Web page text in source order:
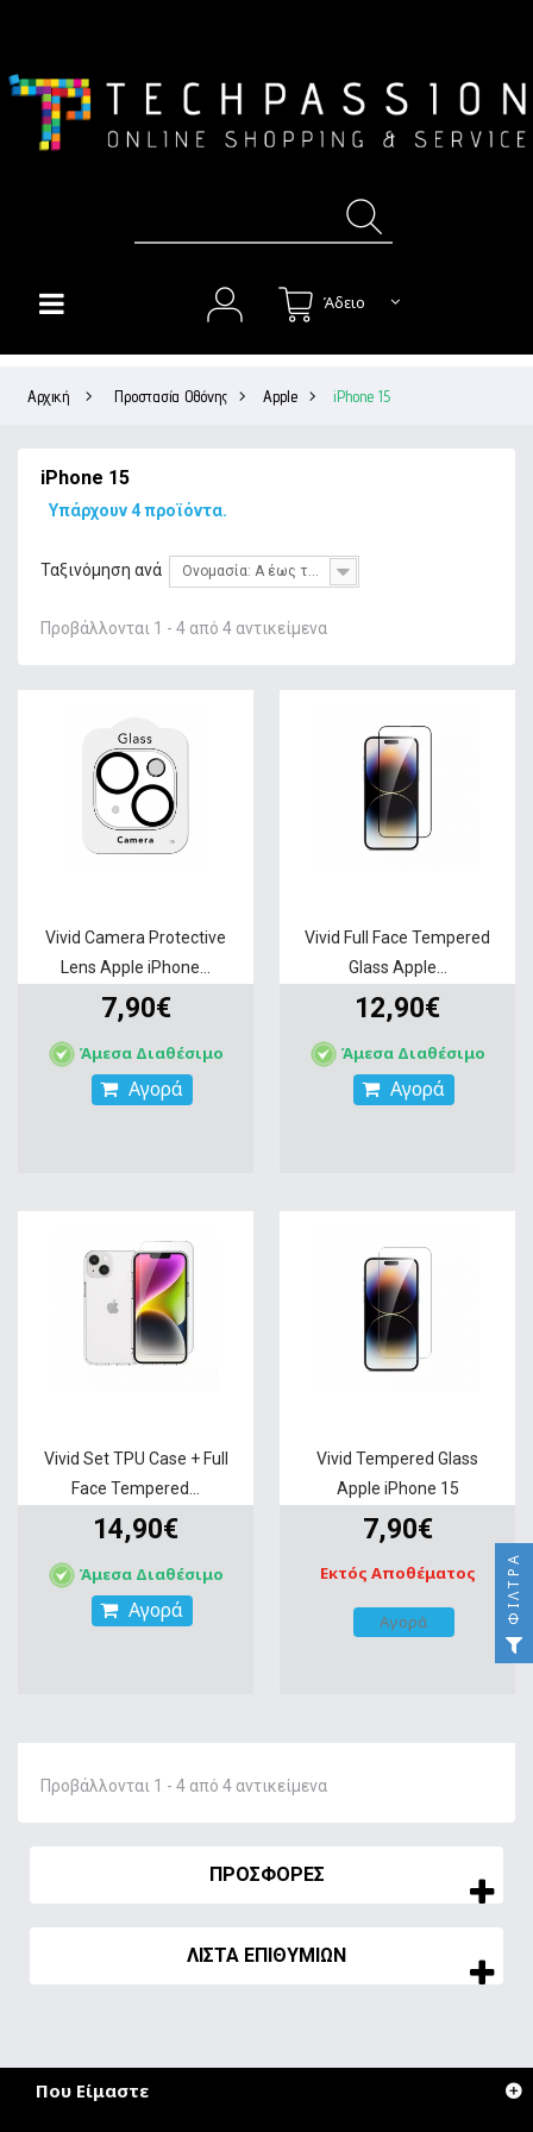
Άδειο
ΘΉΚΕΣ
ΜΝΉΜΗ
IT ΑΞΕΣΟΥΆΡ & GAMING
HOME & LIVING
Αρχική > Προστασία Οθόνης > Apple > iPhone 15
iPhone 15
Υπάρχουν 4 προϊόντα.
Ταξινόμηση ανά Ονομασία: Α έως το Ω
Προβάλλονται 1 - 4 από 4 αντικείμενα
Vivid Camera Protective
Lens Apple iPhone...
7,90€
Άμεσα Διαθέσιμο
Αγορά
Vivid Full Face Tempered
Glass Apple...
12,90€
Άμεσα Διαθέσιμο
Αγορά
Vivid Set TPU Case + Full
Face Tempered...
14,90€
Άμεσα Διαθέσιμο
Αγορά
Vivid Tempered Glass
Apple iPhone 15
7,90€
Εκτός Αποθέματος
Αγορά
Προβάλλονται 1 - 4 από 4 αντικείμενα
ΠΡΟΣΦΟΡΈΣ
ΛΊΣΤΑ ΕΠΙΘΥΜΙΏΝ
Που Είμαστε
ΦΊΛΤΡΑ